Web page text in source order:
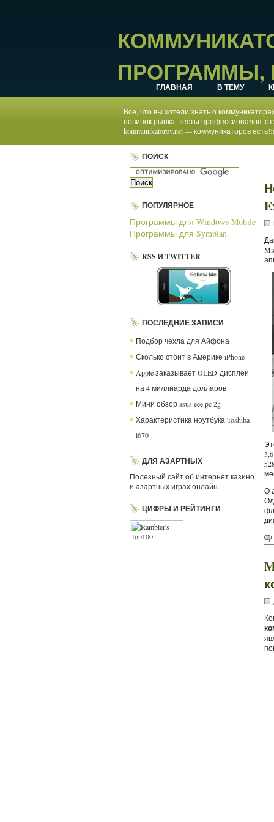
ПРОГРАММЫ,
ГЛАВНАЯ В ТЕМУ
Все, что вы хотели знать о
новинок рынка, тесты профессионалов,
kommunikatorov.net — коммуникаторов есть!:)
ПОИСК
ПОПУЛЯРНОЕ
Программы для Windows Mobile
Программы для Symbian
RSS И TWITTER
ПОСЛЕДНИЕ ЗАПИСИ
Подбор чехла для Айфона
Сколько стоит в Америке iPhone
Apple заказывает OLED-дисплеи
на 4 миллиарда долларов
Мини обзор asus eee pc 2g
Характеристика ноутбука Toshiba
l670
ДЛЯ АЗАРТНЫХ
Полезный сайт об интернет казино
и азартных играх онлайн.
ЦИФРЫ И РЕЙТИНГИ
О